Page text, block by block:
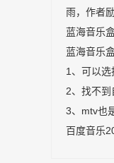
雨，作者
蓝海音乐
蓝海音乐
1、可以选
2、找不到
3、mtv也
百度音乐